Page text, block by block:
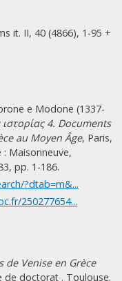
it. II, 40 (4866), 1-95 +
e Modone (1337-
4. Documents
au Moyen Âge, Paris,
Maisonneuve,
pp. 1-186.
?dtab=m&...
250277654...
de Venise en Grèce
de doctorat . Toulouse.